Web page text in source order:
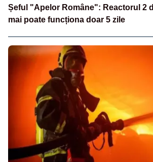
Șeful "Apelor Române": Reactorul 2
mai poate funcționa doar 5 zile